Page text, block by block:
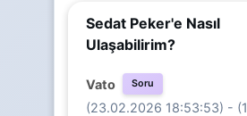
Sedat Peker'e Nasıl
Ulaşabilirim?
Vato Soru
(23.02.2026 18:53:53) - (1